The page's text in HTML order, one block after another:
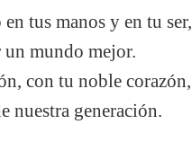
tus manos y en tu ser,
un mundo mejor.
con tu noble corazón,
nuestra generación.